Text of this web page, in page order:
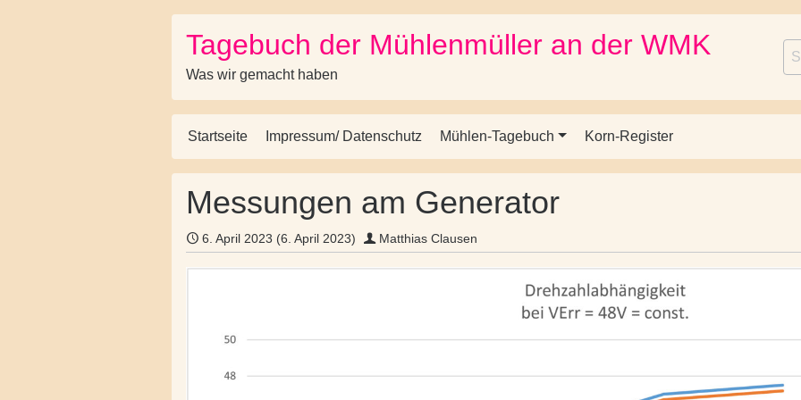
Skip to content
Tagebuch der Mühlenmüller an der WMK
Was wir gemacht haben
Main Navigation
Startseite Impressum/ Datenschutz Mühlen-Tagebuch Korn-Register
Messungen am Generator
6. April 2023 (6. April 2023) Matthias Clausen